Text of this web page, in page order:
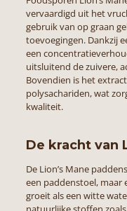
vervaardigd uit het
gebruik van op graan
toevoegingen. Dankzij
een
uitsluitend de zuivere,
Bovendien is het
polysachariden, wat
kwaliteit.
De kracht van
De Lion’s Mane
een paddenstoel, maar
groeit als een witte